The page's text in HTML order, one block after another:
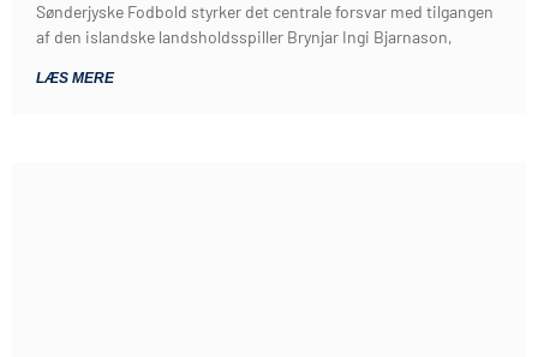
Sønderjyske Fodbold styrker det centrale forsvar med tilgangen
af den islandske landsholdsspiller Brynjar Ingi Bjarnason,
LÆS MERE